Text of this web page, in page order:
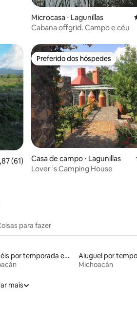
Microcasa ⋅ Lagunillas
Cabana offgrid. Campo e céu
de uma avaliação média de 5, 61
(61)
Preferido dos hóspedes
Preferido dos hóspedes
Casa de campo ⋅ Lagunillas
Lover 's Camping House
para fazer
Aluguéis por temporada em hotéis-fazenda
Michoacán
mais